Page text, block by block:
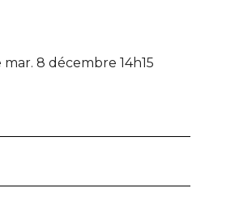
mar. 8 décembre 14h15